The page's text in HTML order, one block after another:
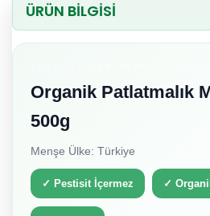
ÜRÜN BİLGİSİ
Organik Patlatmalık
500g
Menşe Ülke: Türkiye
✓ Pestisit İçermez ✓